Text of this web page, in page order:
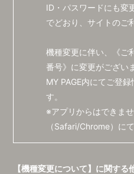
ID・パスワードにも変
でどおり、サイトのご
機種変更に伴い、《ご
番号》に変更がござい
MY PAGE内にてご登
す。
※アプリからはできま
（Safari/Chrome）に
【機種変更について】に関する